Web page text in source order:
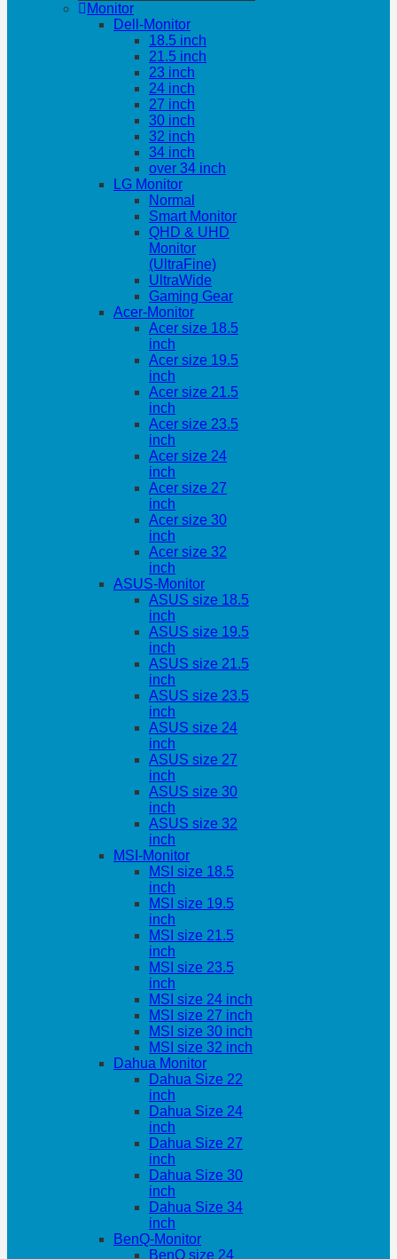
Monitor
Dell-Monitor
18.5 inch
21.5 inch
23 inch
24 inch
27 inch
30 inch
32 inch
34 inch
over 34 inch
LG Monitor
Normal
Smart Monitor
QHD & UHD
Monitor
(UltraFine)
UltraWide
Gaming Gear
Acer-Monitor
Acer size 18.5
inch
Acer size 19.5
inch
Acer size 21.5
inch
Acer size 23.5
inch
Acer size 24
inch
Acer size 27
inch
Acer size 30
inch
Acer size 32
inch
ASUS-Monitor
ASUS size 18.5
inch
ASUS size 19.5
inch
ASUS size 21.5
inch
ASUS size 23.5
inch
ASUS size 24
inch
ASUS size 27
inch
ASUS size 30
inch
ASUS size 32
inch
MSI-Monitor
MSI size 18.5
inch
MSI size 19.5
inch
MSI size 21.5
inch
MSI size 23.5
inch
MSI size 24 inch
MSI size 27 inch
MSI size 30 inch
MSI size 32 inch
Dahua Monitor
Dahua Size 22
inch
Dahua Size 24
inch
Dahua Size 27
inch
Dahua Size 30
inch
Dahua Size 34
inch
BenQ-Monitor
BenQ size 24